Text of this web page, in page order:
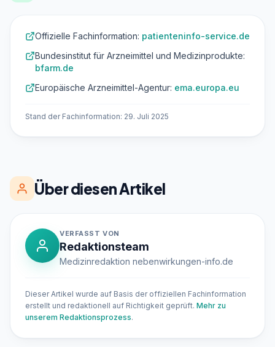
Offizielle Fachinformation: patienteninfo-service.de
Bundesinstitut für Arzneimittel und Medizinprodukte:
bfarm.de
Europäische Arzneimittel-Agentur: ema.europa.eu
Stand der Fachinformation: 29. Juli 2025
Über diesen Artikel
VERFASST VON
Redaktionsteam
Medizinredaktion nebenwirkungen-info.de
Dieser Artikel wurde auf Basis der offiziellen Fachinformation
erstellt und redaktionell auf Richtigkeit geprüft. Mehr zu
unserem Redaktionsprozess.